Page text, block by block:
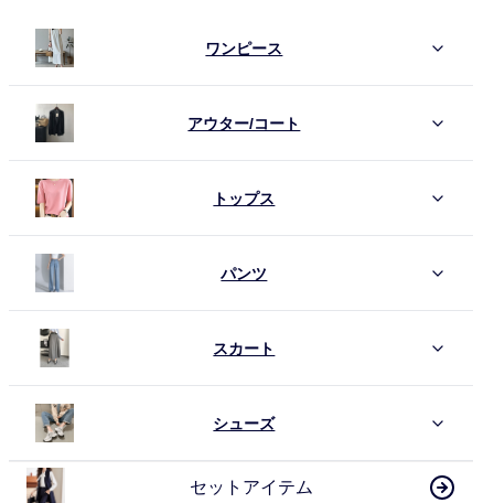
ワンピース
アウター/コート
トップス
パンツ
スカート
シューズ
セットアイテム